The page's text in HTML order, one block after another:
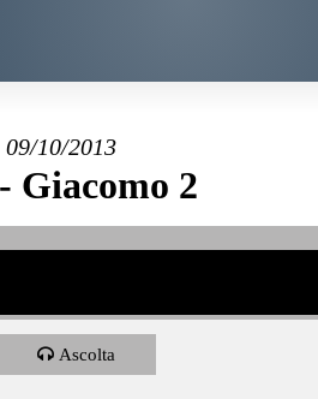
10/2013
Giacomo 2
Ascolta